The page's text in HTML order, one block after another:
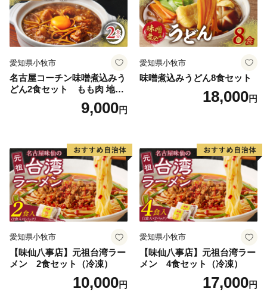
愛知県小牧市
名古屋コーチン味噌煮込みう
どん2食セット もも肉 地鶏
9,000円
愛知県小牧市
味噌煮込みうどん8食セット
18,000円
愛知県小牧市
【味仙八事店】元祖台湾ラー
メン 2食セット（冷凍）
10,000円
愛知県小牧市
【味仙八事店】元祖台湾ラー
メン 4食セット（冷凍）
17,000円